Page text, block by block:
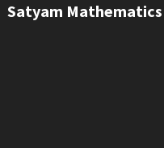
Satyam Mathematics